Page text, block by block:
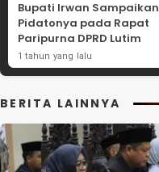
Bupati Irwan Sampaikan
Pidatonya pada Rapat
Paripurna DPRD Lutim
1 tahun yang lalu
BERITA LAINNYA